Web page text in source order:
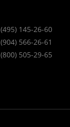
145-26-60
566-26-61
505-29-65